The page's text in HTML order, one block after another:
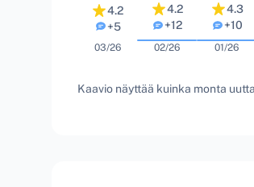
4.2
+5
03/26
4.2
+12
02/26
4.3
+10
01/26
Kaavio näyttää kuinka monta